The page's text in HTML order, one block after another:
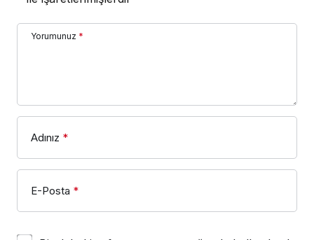
Yorumunuz *
Adınız *
E-Posta *